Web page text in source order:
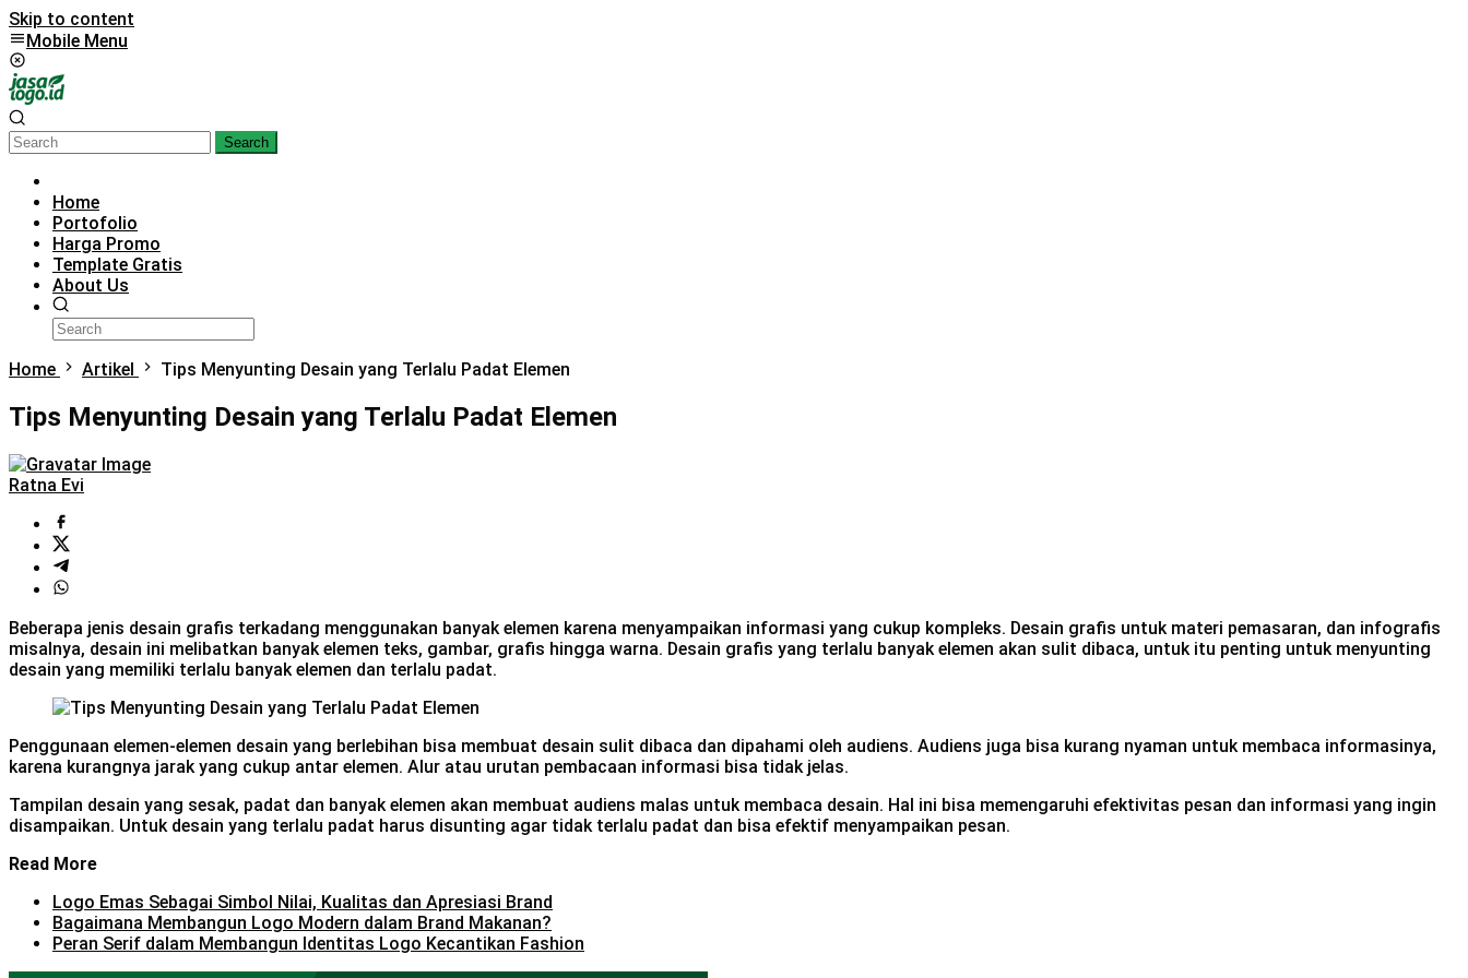
Skip to content
Mobile Menu
Search
Home
Portofolio
Harga Promo
Template Gratis
About Us
Home Artikel Tips Menyunting Desain yang Terlalu Padat Elemen
Tips Menyunting Desain yang Terlalu Padat Elemen
Ratna Evi
Beberapa jenis desain grafis terkadang menggunakan banyak elemen karena menyampaikan informasi yang cukup kompleks. Desain grafis untuk materi pemasaran, dan infografis
misalnya, desain ini melibatkan banyak elemen teks, gambar, grafis hingga warna. Desain grafis yang terlalu banyak elemen akan sulit dibaca, untuk itu penting untuk menyunting
desain yang memiliki terlalu banyak elemen dan terlalu padat.
Penggunaan elemen-elemen desain yang berlebihan bisa membuat desain sulit dibaca dan dipahami oleh audiens. Audiens juga bisa kurang nyaman untuk membaca informasinya,
karena kurangnya jarak yang cukup antar elemen. Alur atau urutan pembacaan informasi bisa tidak jelas.
Tampilan desain yang sesak, padat dan banyak elemen akan membuat audiens malas untuk membaca desain. Hal ini bisa memengaruhi efektivitas pesan dan informasi yang ingin
disampaikan. Untuk desain yang terlalu padat harus disunting agar tidak terlalu padat dan bisa efektif menyampaikan pesan.
Read More
Logo Emas Sebagai Simbol Nilai, Kualitas dan Apresiasi Brand
Bagaimana Membangun Logo Modern dalam Brand Makanan?
Peran Serif dalam Membangun Identitas Logo Kecantikan Fashion